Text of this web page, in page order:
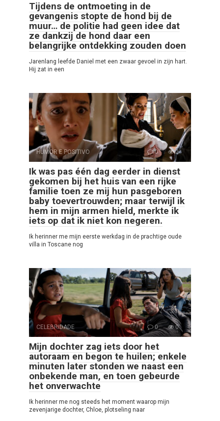
Tijdens de ontmoeting in de
gevangenis stopte de hond bij de
muur… de politie had geen idee dat
ze dankzij de hond daar een
belangrijke ontdekking zouden doen
Jarenlang leefde Daniel met een zwaar gevoel in zijn hart.
Hij zat in een
HUMOR E POSITIVO 0 2
Ik was pas één dag eerder in dienst
gekomen bij het huis van een rijke
familie toen ze mij hun pasgeboren
baby toevertrouwden; maar terwijl ik
hem in mijn armen hield, merkte ik
iets op dat ik niet kon negeren.
Ik herinner me mijn eerste werkdag in de prachtige oude
villa in Toscane nog
CELEBRIDADE 0 0
Mijn dochter zag iets door het
autoraam en begon te huilen; enkele
minuten later stonden we naast een
onbekende man, en toen gebeurde
het onverwachte
Ik herinner me nog steeds het moment waarop mijn
zevenjarige dochter, Chloe, plotseling naar